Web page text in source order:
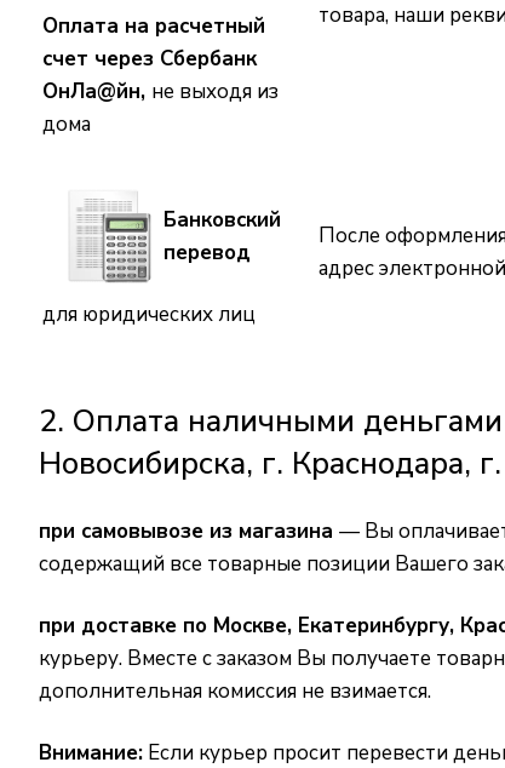
Оплата на расчетный
счет через Сбербанк
ОнЛа@йн, не выходя из
дома
товара, наши
Банковский
перевод
для юридических лиц
После
адрес
2. Оплата наличными
Новосибирска, г. Краснодара,
при самовывозе из магазина — Вы
содержащий все товарные позиции Вашего
при доставке по Москве, Екатеринбургу,
курьеру. Вместе с заказом Вы получаете
дополнительная комиссия не взимается.
Внимание: Если курьер просит перевести